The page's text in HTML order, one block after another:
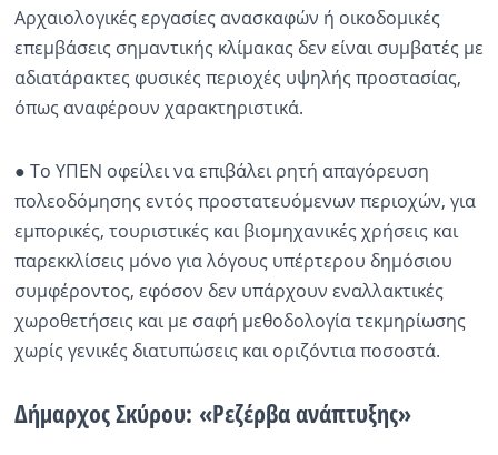
Αρχαιολογικές εργασίες ανασκαφών ή οικοδομικές
επεμβάσεις σημαντικής κλίμακας δεν είναι συμβατές με
αδιατάρακτες φυσικές περιοχές υψηλής προστασίας,
όπως αναφέρουν χαρακτηριστικά.
● Το ΥΠΕΝ οφείλει να επιβάλει ρητή απαγόρευση
πολεοδόμησης εντός προστατευόμενων περιοχών, για
εμπορικές, τουριστικές και βιομηχανικές χρήσεις και
παρεκκλίσεις μόνο για λόγους υπέρτερου δημόσιου
συμφέροντος, εφόσον δεν υπάρχουν εναλλακτικές
χωροθετήσεις και με σαφή μεθοδολογία τεκμηρίωσης
χωρίς γενικές διατυπώσεις και οριζόντια ποσοστά.
Δήμαρχος Σκύρου: «Ρεζέρβα ανάπτυξης»